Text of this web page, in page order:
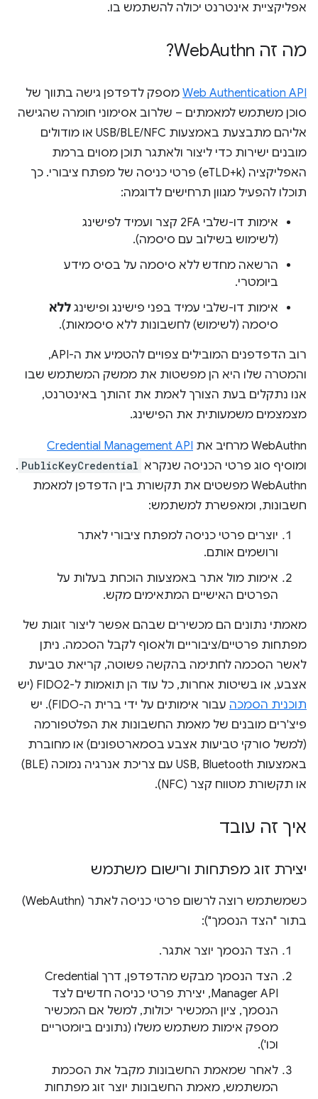
אפליקציית אינטרנט יכולה להשתמש בו.
מה זה Web Authn?
Web Authentication API מספק לדפדפן גישה בתווך של
סוכן משתמש למאמתים – שלרוב אסימוני חומרה שהגישה
אליהם מתבצעת באמצעות USB/BLE/NFC או מודולים
מובנים ישירות כדי ליצור ולאתגר תוכן מסוים ברמת
האפליקציה (eTLD+k) פרטי כניסה של מפתח ציבורי. כך
תוכלו להפעיל מגוון תרחישים לדוגמה:
אימות דו-שלבי 2FA קצר ועמיד לפישינג
(לשימוש בשילוב עם סיסמה).
הרשאה מחדש ללא סיסמה על בסיס מידע
ביומטרי.
אימות דו-שלבי עמיד בפני פישינג ופישינג ללא
סיסמה (לשימוש) לחשבונות ללא סיסמאות).
רוב הדפדפנים המובילים צפויים להטמיע את ה-API,
והמטרה שלו היא הן מפשטות את ממשק המשתמש שבו
אנו נתקלים בעת הצורך לאמת את זהותך באינטרנט,
מצמצמים משמעותית את הפישינג.
WebAuthn מרחיב את
Credential Management API
ומוסיף סוג פרטי הכניסה שנקרא PublicKeyCredential
.
WebAuthn מפשטים את תקשורת בין הדפדפן למאמת
חשבונות, ומאפשרת למשתמש:
יוצרים פרטי כניסה למפתח ציבורי לאתר
ורושמים אותם.
אימות מול אתר באמצעות הוכחת בעלות על
הפרטים האישיים המתאימים מקש.
מאמתי נתונים הם מכשירים שבהם אפשר ליצור זוגות של
מפתחות פרטיים/ציבוריים ולאסוף לקבל הסכמה. ניתן
לאשר הסכמה לחתימה בהקשה פשוטה, קריאת טביעת
אצבע, או בשיטות אחרות, כל עוד הן תואמות ל-FIDO2 (יש
תוכנית הסמכה
עבור אימותים על ידי ברית ה-FIDO). יש
פיצ'רים מובנים של מאמת החשבונות את הפלטפורמה
(למשל סורקי טביעות אצבע בסמארטפונים) או מחוברת
באמצעות USB, Bluetooth עם צריכת אנרגיה נמוכה (BLE)
או תקשורת מטווח קצר (NFC).
איך זה עובד
יצירת זוג מפתחות ורישום משתמש
כשמשתמש רוצה לרשום פרטי כניסה לאתר (WebAuthn)
בתור "הצד הנסמך"):
הצד הנסמך יוצר אתגר.
הצד הנסמך מבקש מהדפדפן, דרך Credential
Manager API, יצירת פרטי כניסה חדשים לצד
הנסמך, ציון המכשיר יכולות, למשל אם המכשיר
מספק אימות משתמש משלו (נתונים ביומטריים
וכו').
לאחר שמאמת החשבונות מקבל את הסכמת
המשתמש, מאמת החשבונות יוצר זוג מפתחות